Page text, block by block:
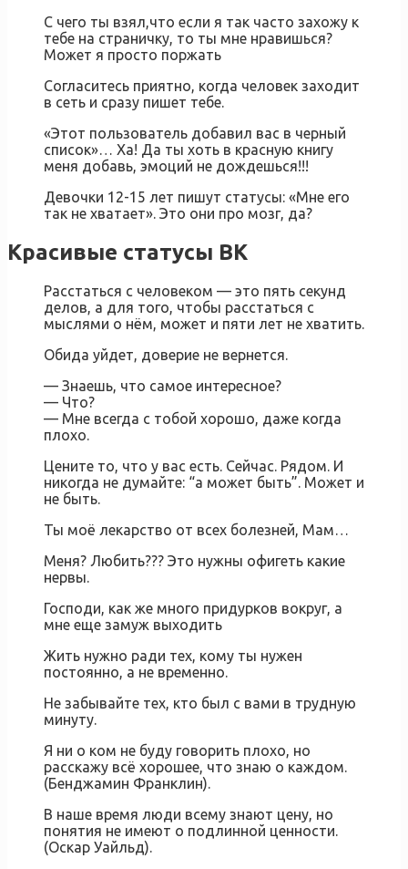
С чего ты взял,что если я так часто захожу к
тебе на страничку, то ты мне нравишься?
Может я просто поржать
Согласитесь приятно, когда человек заходит
в сеть и сразу пишет тебе.
«Этот пользователь добавил вас в черный
список»… Ха! Да ты хоть в красную книгу
меня добавь, эмоций не дождешься!!!
Девочки 12-15 лет пишут статусы: «Мне его
так не хватает». Это они про мозг, да?
Красивые статусы ВК
Расстаться с человеком — это пять секунд
делов, а для того, чтобы расстаться с
мыслями о нём, может и пяти лет не хватить.
Обида уйдет, доверие не вернется.
— Знаешь, что самое интересное?
— Что?
— Мне всегда с тобой хорошо, даже когда
плохо.
Цените то, что у вас есть. Сейчас. Рядом. И
никогда не думайте: “а может быть”. Может и
не быть.
Ты моё лекарство от всех болезней, Мам…
Меня? Любить??? Это нужны офигеть какие
нервы.
Господи, как же много придурков вокруг, а
мне еще замуж выходить
Жить нужно ради тех, кому ты нужен
постоянно, а не временно.
Не забывайте тех, кто был с вами в трудную
минуту.
Я ни о ком не буду говорить плохо, но
расскажу всё хорошее, что знаю о каждом.
(Бенджамин Франклин).
В наше время люди всему знают цену, но
понятия не имеют о подлинной ценности.
(Оскар Уайльд).